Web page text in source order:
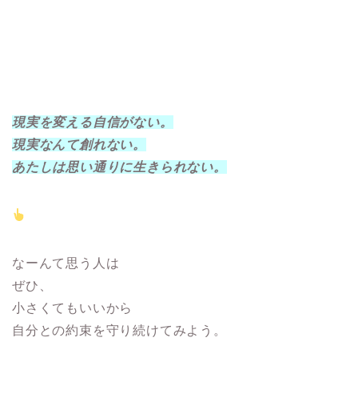
現実を変える自信がない。
現実なんて創れない。
あたしは思い通りに生きられない。
なーんて思う人は
ぜひ、
小さくてもいいから
自分との約束を守り続けてみよう。